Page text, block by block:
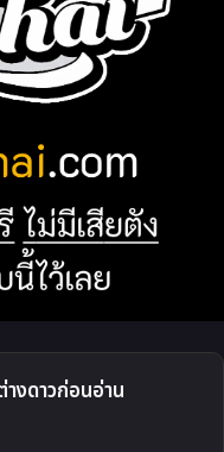
งดาวก่อนอ่าน